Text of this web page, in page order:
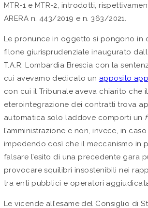
MTR-1 e MTR-2, introdotti,
ARERA n. 443/2019 e n. 363/2021.
Le pronunce in oggetto si pongono in
filone giurisprudenziale inaugurato
T.A.R. Lombardia Brescia con la
cui avevamo dedicato un apposito
con cui il Tribunale aveva chiarito che
eterointegrazione dei contratti trova
automatica solo laddove comporti un
l’amministrazione e non, invece, in
impedendo così che il meccanismo in
falsare l’esito di una precedente gara
provocare squilibri insostenibili nei
tra enti pubblici e operatori
Le vicende all’esame del Consiglio di